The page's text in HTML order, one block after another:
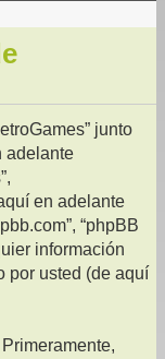
junto
adelante
en adelante
“phpBB
información
por usted (de aquí